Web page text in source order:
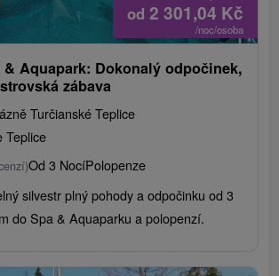
od 2 301,04 Kč
/noc/osoba
Aquapark: Dokonalý odpočinek,
zábava
Turčianské Teplice
Teplice
Od 3 NocíPolopenze
silvestr plný pohody a odpočinku od 3
do Spa & Aquaparku a polopenzí.